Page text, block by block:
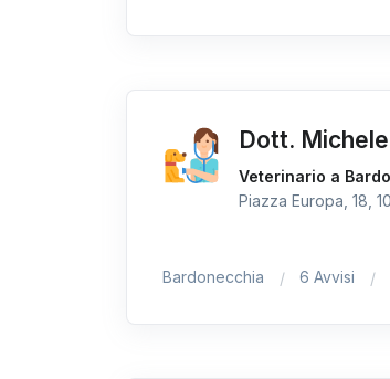
Dott.
Veterinario a
Piazza Europa, 18,
Bardonecchia 6 Avvisi